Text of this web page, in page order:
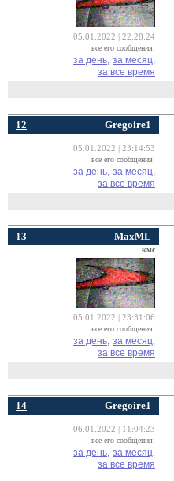
05.01.2022 | 22:28:24
все его сообщения:
за день, за месяц,
за все время
12 Gregoire1
05.01.2022 | 23:14:53
все его сообщения:
за день, за месяц,
за все время
13 MaxML
кмс
05.01.2022 | 23:31:06
все его сообщения:
за день, за месяц,
за все время
14 Gregoire1
06.01.2022 | 11:04:23
все его сообщения:
за день, за месяц,
за все время